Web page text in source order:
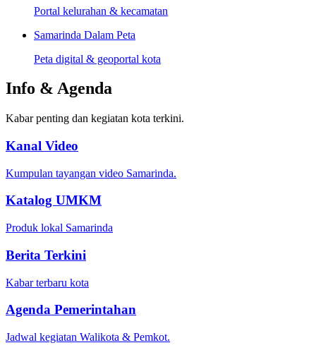
Portal kelurahan & kecamatan
Samarinda Dalam Peta
Peta digital & geoportal kota
Info & Agenda
Kabar penting dan kegiatan kota terkini.
Kanal Video
Kumpulan tayangan video Samarinda.
Katalog UMKM
Produk lokal Samarinda
Berita Terkini
Kabar terbaru kota
Agenda Pemerintahan
Jadwal kegiatan Walikota & Pemkot.